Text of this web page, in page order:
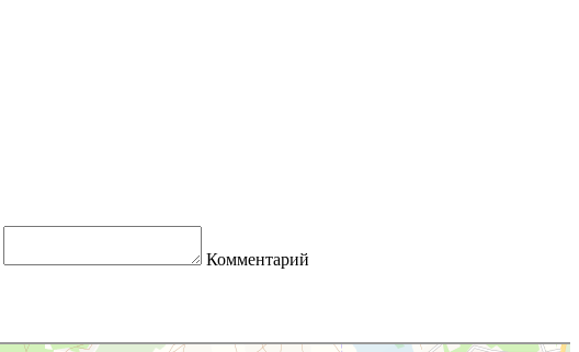
Комментарий